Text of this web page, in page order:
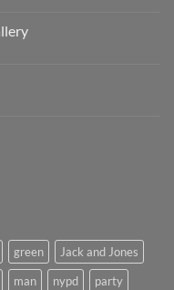
green
Jack and Jones
man nypd
party